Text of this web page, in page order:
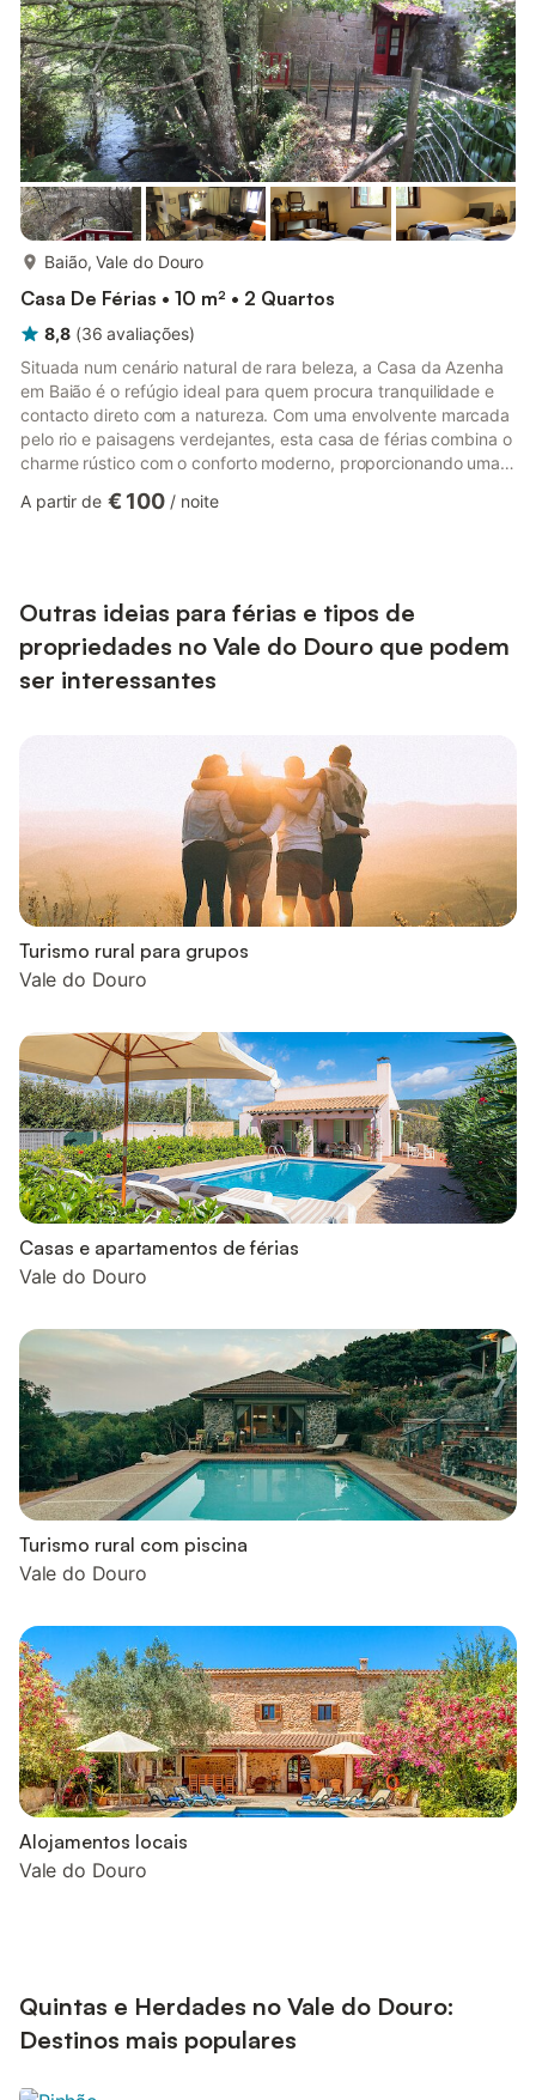
cadeira alta também estão disponíveis. Este ...
Baião, Vale do Douro
Casa De Férias • 10 m² • 2 Quartos
8,8 (36 avaliações)
Situada num cenário natural de rara beleza, a Casa da Azenha
em Baião é o refúgio ideal para quem procura tranquilidade e
contacto direto com a natureza. Com uma envolvente marcada
pelo rio e paisagens verdejantes, esta casa de férias combina o
charme rústico com o conforto moderno, proporcionando uma
quartos, cozinha totalmente equipada, área de refeições e uma
A partir de € 100 / noite
Outras ideias para férias e tipos de
propriedades no Vale do Douro que podem
ser interessantes
Turismo rural para grupos
Vale do Douro
Casas e apartamentos de férias
Vale do Douro
Turismo rural com piscina
Vale do Douro
Alojamentos locais
Vale do Douro
Quintas e Herdades no Vale do Douro:
Destinos mais populares